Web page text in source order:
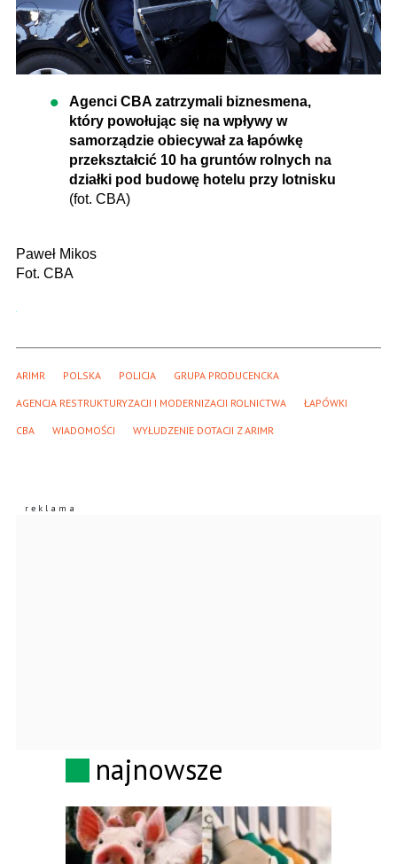
Agenci CBA zatrzymali biznesmena,
który powołując się na wpływy w
samorządzie obiecywał za łapówkę
przekształcić 10 ha gruntów rolnych na
działki pod budowę hotelu przy lotnisku
(fot. CBA)
Paweł Mikos
Fot. CBA
ARIMR POLSKA POLICJA GRUPA PRODUCENCKA
AGENCJA RESTRUKTURYZACJI I MODERNIZACJI ROLNICTWA ŁAPÓWKI
CBA WIADOMOŚCI WYŁUDZENIE DOTACJI Z ARIMR
najnowsze